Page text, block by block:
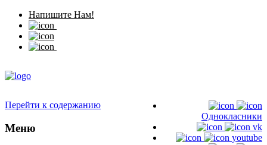
Напишите Нам!
Однокласники
vk
youtube
Перейти к содержанию
Меню